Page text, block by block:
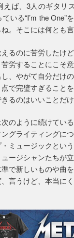
えば、3人のギタリ
いる“I’m the
。そこには何とも
えるのに苦労したけ
労することにこそ
、やがて自分だけ
で完璧すぎること
るのはいいことだ
のように続けてい
グライティングに
ミュージックとい
ージシャンたちが
で新しいものや曲
言うけど、本当に